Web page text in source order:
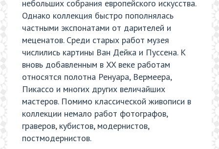
небольших собрания европейского искусства.
Однако коллекция быстро пополнялась
частными экспонатами от дарителей и
меценатов. Среди старых работ музея
числились картины Ван Дейка и Пуссена. К
вновь добавленным в XX веке работам
относятся полотна Ренуара, Вермеера,
Пикассо и многих других величайших
мастеров. Помимо классической живописи в
коллекции немало работ фотографов,
граверов, кубистов, модернистов,
постмодернистов.